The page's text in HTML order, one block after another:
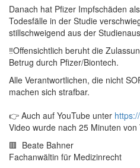
Danach hat Pfizer Impfschäden
Todesfälle in der Studie
stillschweigend aus der
‼️Offensichtlich beruht die
Betrug durch Pfizer/Biontech.
Alle Verantwortlichen, die nicht
machen sich strafbar.
👉 Auch auf YouTube unter
Video wurde nach 25 Minuten von
🟥 Beate Bahner
Fachanwältin für Medizinrecht